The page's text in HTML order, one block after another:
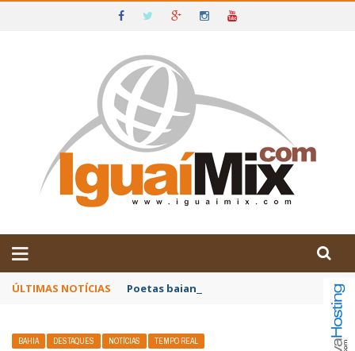
IGUAÍ E SUDOESTE DA BAHIA
ÚLTIMAS NOTÍCIAS Poetas baianos representam o Brasil no
BAHIA DESTAQUES NOTÍCIAS TEMPO REAL